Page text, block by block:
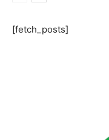
[fetch_posts]